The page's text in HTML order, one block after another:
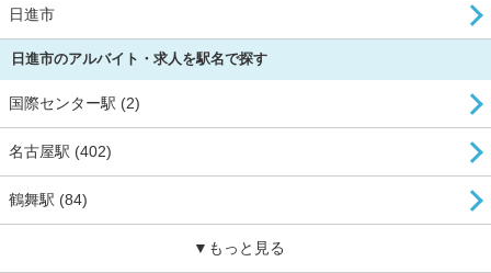
日進市
日進市のアルバイト・求人を駅名で探す
国際センター駅 (2)
名古屋駅 (402)
鶴舞駅 (84)
▼もっと見る